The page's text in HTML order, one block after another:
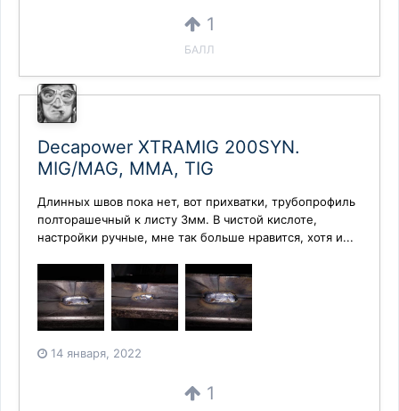
1
БАЛЛ
Decapower XTRAMIG 200SYN.
MIG/MAG, MMA, TIG
Длинных швов пока нет, вот прихватки, трубопрофиль
полторашечный к листу 3мм. В чистой кислоте,
настройки ручные, мне так больше нравится, хотя и...
14 января, 2022
1